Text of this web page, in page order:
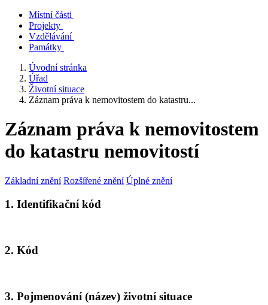
Místní části
Projekty
Vzdělávání
Památky
Úvodní stránka
Úřad
Životní situace
Záznam práva k nemovitostem do katastru...
Záznam práva k nemovitostem
do katastru nemovitostí
Základní znění Rozšířené znění Úplné znění
1. Identifikační kód
2. Kód
3. Pojmenování (název) životní situace